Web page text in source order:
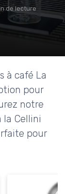
de lecture
à café La
pour
notre
la Cellini
pour